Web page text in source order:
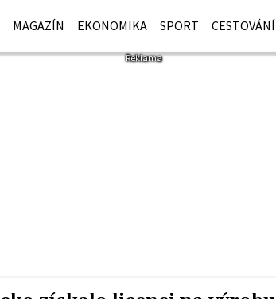
MAGAZÍN EKONOMIKA SPORT CESTOVÁNÍ